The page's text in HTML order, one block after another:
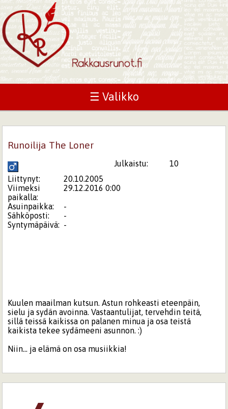
☰ Valikko
Runoilija The Loner
Julkaistu:
10
Liittynyt:
20.10.2005
Viimeksi
paikalla:
29.12.2016 0:00
Asuinpaikka:
-
Sähköposti:
-
Syntymäpäivä: -
Kuulen maailman kutsun. Astun rohkeasti eteenpäin,
sielu ja sydän avoinna. Vastaantulijat, tervehdin teitä,
sillä teissä kaikissa on palanen minua ja osa teistä
kaikista tekee sydämeeni asunnon. :)
Niin... ja elämä on osa musiikkia!